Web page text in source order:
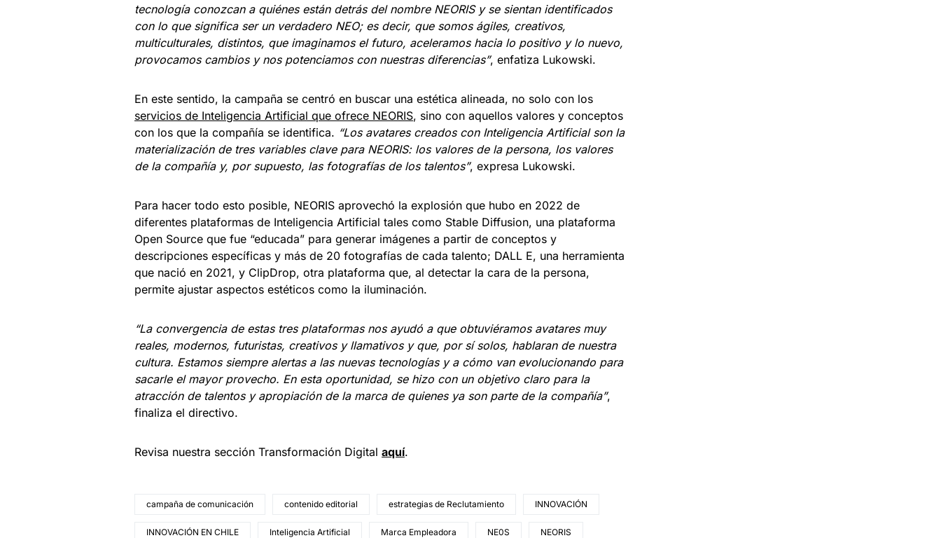
tecnología conozcan a quiénes están detrás del nombre NEORIS y se sientan identificados
con lo que significa ser un verdadero NEO; es decir, que somos ágiles, creativos,
multiculturales, distintos, que imaginamos el futuro, aceleramos hacia lo positivo y lo nuevo,
provocamos cambios y nos potenciamos con nuestras diferencias”, enfatiza Lukowski.
En este sentido, la campaña se centró en buscar una estética alineada, no solo con los
servicios de Inteligencia Artificial que ofrece NEORIS, sino con aquellos valores y conceptos
con los que la compañía se identifica. “Los avatares creados con Inteligencia Artificial son la
materialización de tres variables clave para NEORIS: los valores de la persona, los valores
de la compañía y, por supuesto, las fotografías de los talentos”, expresa Lukowski.
Para hacer todo esto posible, NEORIS aprovechó la explosión que hubo en 2022 de
diferentes plataformas de Inteligencia Artificial tales como Stable Diffusion, una plataforma
Open Source que fue “educada” para generar imágenes a partir de conceptos y
descripciones específicas y más de 20 fotografías de cada talento; DALL E, una herramienta
que nació en 2021, y ClipDrop, otra plataforma que, al detectar la cara de la persona,
permite ajustar aspectos estéticos como la iluminación.
“La convergencia de estas tres plataformas nos ayudó a que obtuviéramos avatares muy
reales, modernos, futuristas, creativos y llamativos y que, por sí solos, hablaran de nuestra
cultura. Estamos siempre alertas a las nuevas tecnologías y a cómo van evolucionando para
sacarle el mayor provecho. En esta oportunidad, se hizo con un objetivo claro para la
atracción de talentos y apropiación de la marca de quienes ya son parte de la compañía”,
finaliza el directivo.
Revisa nuestra sección Transformación Digital aquí.
campaña de comunicación contenido editorial estrategias de Reclutamiento INNOVACIÓN
INNOVACIÓN EN CHILE Inteligencia Artificial Marca Empleadora NE0S NEORIS